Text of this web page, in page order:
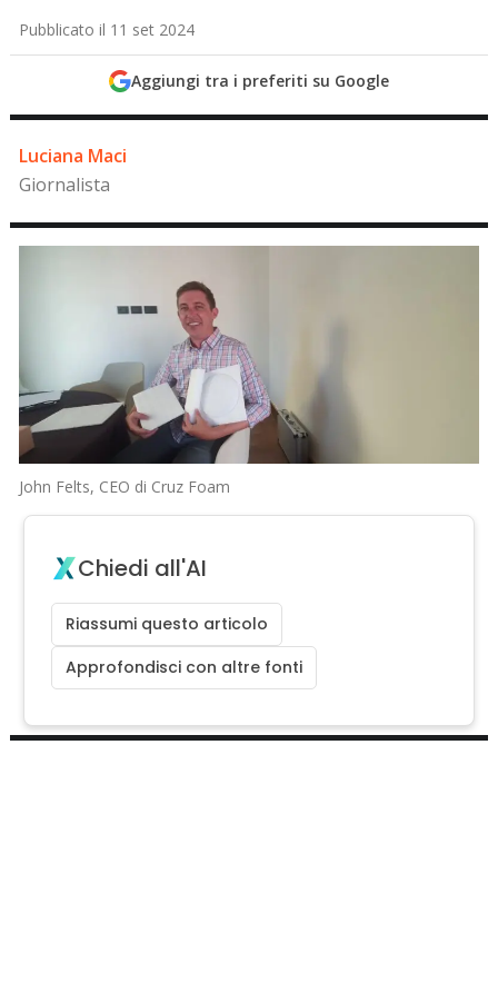
Pubblicato il 11 set 2024
Aggiungi tra i preferiti su Google
Luciana Maci
Giornalista
John Felts, CEO di Cruz Foam
Chiedi all'AI
Riassumi questo articolo
Approfondisci con altre fonti